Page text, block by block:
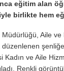
eğitim alan
birlikte hem
Aile ve
Kadın ve Aile
Renkli